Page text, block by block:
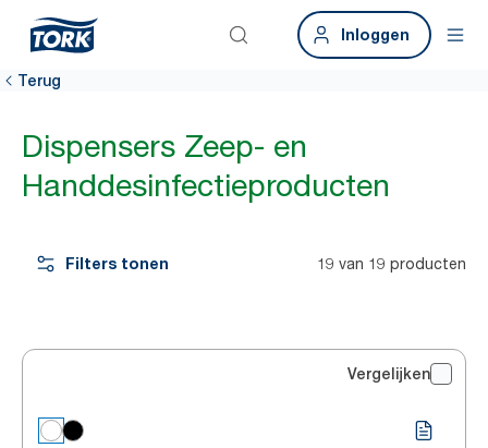
Inloggen
Terug
Dispensers Zeep- en
Handdesinfectieproducten
Filters tonen 19 van 19 producten
Vergelijken